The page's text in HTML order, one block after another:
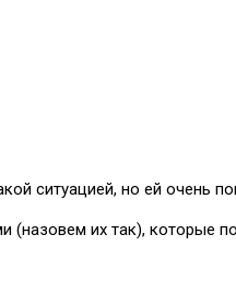
ситуацией, но ей очень
их так), которые